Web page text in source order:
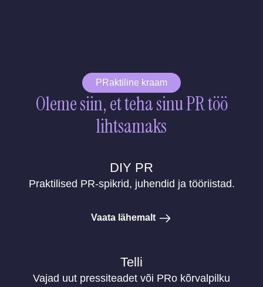
PRaktiline kraam
Oleme siin, et teha sinu PR töö
lihtsamaks
DIY PR
Praktilised PR-spikrid, juhendid ja tööriistad.
Vaata lähemalt
Telli
Vajad uut pressiteadet või PRo kõrvalpilku